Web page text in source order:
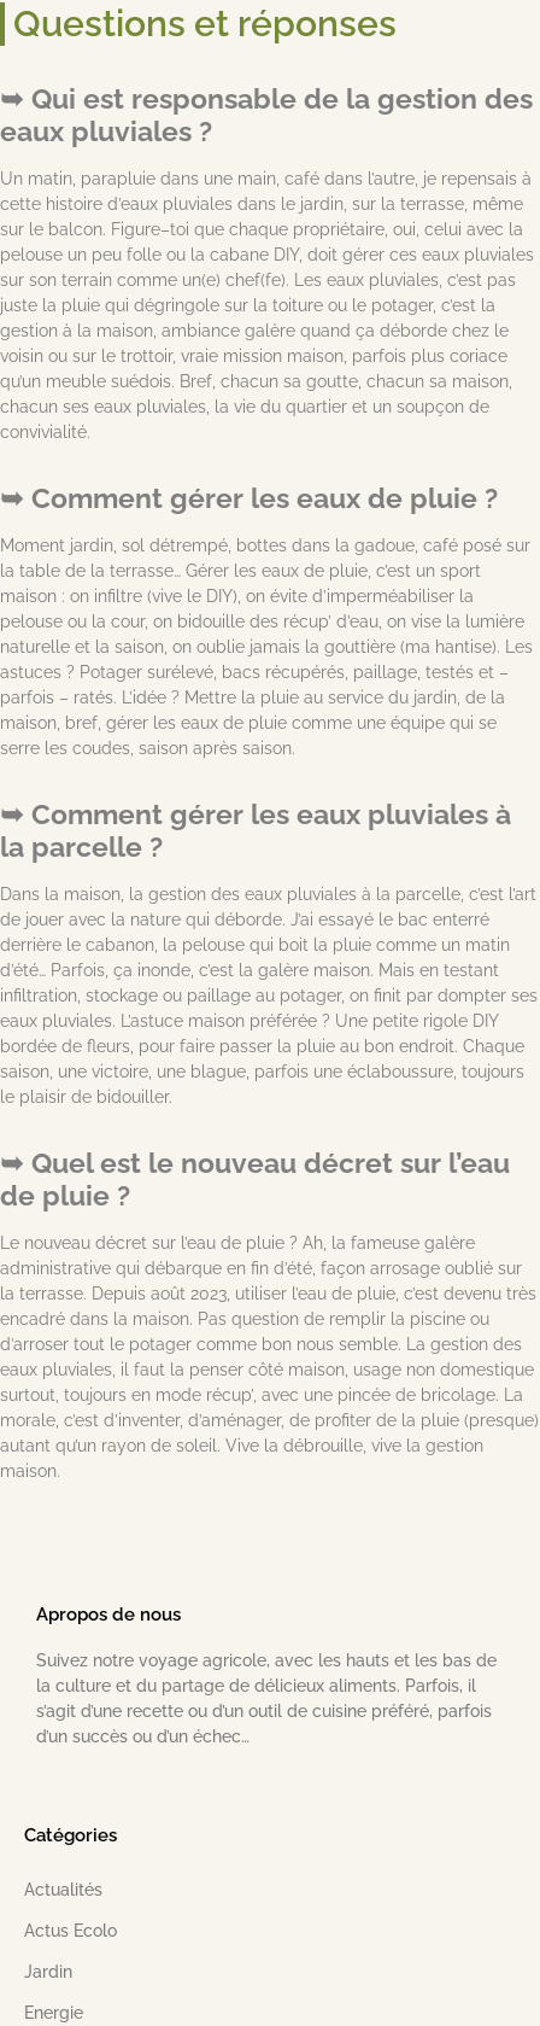
Questions et réponses
Qui est responsable de la gestion des
eaux pluviales ?
Un matin, parapluie dans une main, café dans l’autre, je repensais à
cette histoire d’eaux pluviales dans le jardin, sur la terrasse, même
sur le balcon. Figure–toi que chaque propriétaire, oui, celui avec la
pelouse un peu folle ou la cabane DIY, doit gérer ces eaux pluviales
sur son terrain comme un(e) chef(fe). Les eaux pluviales, c’est pas
juste la pluie qui dégringole sur la toiture ou le potager, c’est la
gestion à la maison, ambiance galère quand ça déborde chez le
voisin ou sur le trottoir, vraie mission maison, parfois plus coriace
qu’un meuble suédois. Bref, chacun sa goutte, chacun sa maison,
chacun ses eaux pluviales, la vie du quartier et un soupçon de
convivialité.
Comment gérer les eaux de pluie ?
Moment jardin, sol détrempé, bottes dans la gadoue, café posé sur
la table de la terrasse… Gérer les eaux de pluie, c’est un sport
maison : on infiltre (vive le DIY), on évite d’imperméabiliser la
pelouse ou la cour, on bidouille des récup’ d’eau, on vise la lumière
naturelle et la saison, on oublie jamais la gouttière (ma hantise). Les
astuces ? Potager surélevé, bacs récupérés, paillage, testés et –
parfois – ratés. L’idée ? Mettre la pluie au service du jardin, de la
maison, bref, gérer les eaux de pluie comme une équipe qui se
serre les coudes, saison après saison.
Comment gérer les eaux pluviales à
la parcelle ?
Dans la maison, la gestion des eaux pluviales à la parcelle, c’est l’art
de jouer avec la nature qui déborde. J’ai essayé le bac enterré
derrière le cabanon, la pelouse qui boit la pluie comme un matin
d’été… Parfois, ça inonde, c’est la galère maison. Mais en testant
infiltration, stockage ou paillage au potager, on finit par dompter ses
eaux pluviales. L’astuce maison préférée ? Une petite rigole DIY
bordée de fleurs, pour faire passer la pluie au bon endroit. Chaque
saison, une victoire, une blague, parfois une éclaboussure, toujours
le plaisir de bidouiller.
Quel est le nouveau décret sur l’eau
de pluie ?
Le nouveau décret sur l’eau de pluie ? Ah, la fameuse galère
administrative qui débarque en fin d’été, façon arrosage oublié sur
la terrasse. Depuis août 2023, utiliser l’eau de pluie, c’est devenu très
encadré dans la maison. Pas question de remplir la piscine ou
d’arroser tout le potager comme bon nous semble. La gestion des
eaux pluviales, il faut la penser côté maison, usage non domestique
surtout, toujours en mode récup’, avec une pincée de bricolage. La
morale, c’est d’inventer, d’aménager, de profiter de la pluie (presque)
autant qu’un rayon de soleil. Vive la débrouille, vive la gestion
maison.
Apropos de nous
Suivez notre voyage agricole, avec les hauts et les bas de
la culture et du partage de délicieux aliments. Parfois, il
s’agit d’une recette ou d’un outil de cuisine préféré, parfois
d’un succès ou d’un échec…
Catégories
Actualités
Actus Ecolo
Jardin
Energie